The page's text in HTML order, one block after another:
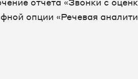
опции «Речевая